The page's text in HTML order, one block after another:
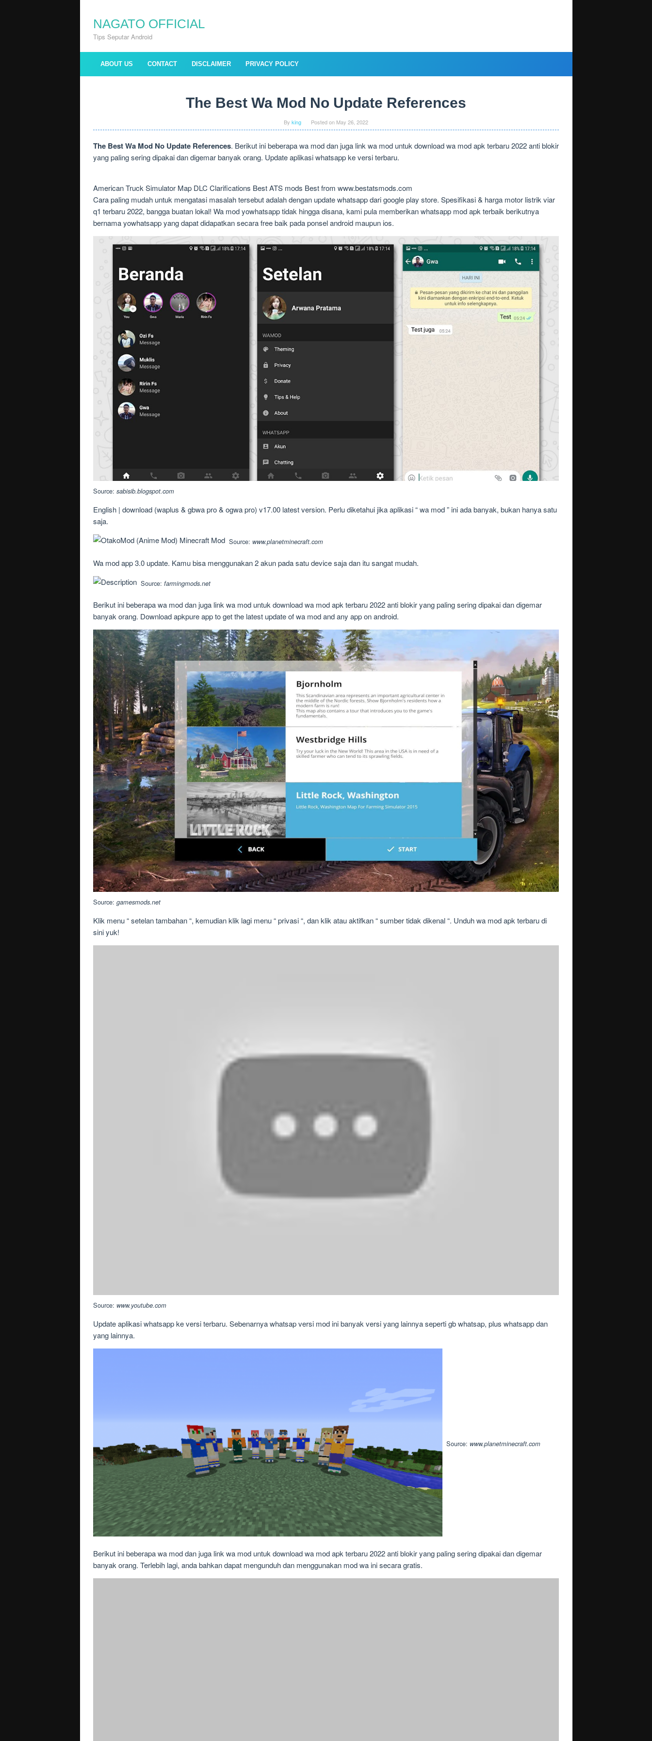
contentNAGATO OFFICIAL
Tips Seputar Android
ABOUT US CONTACT DISCLAIMER PRIVACY POLICY
The Best Wa Mod No Update References
By king Posted on May 26, 2022
The Best Wa Mod No Update References. Berikut ini beberapa wa mod dan juga link wa mod untuk download wa mod apk terbaru 2022 anti blokir
yang paling sering dipakai dan digemar banyak orang. Update aplikasi whatsapp ke versi terbaru.
American Truck Simulator Map DLC Clarifications Best ATS mods Best from www.bestatsmods.com
Cara paling mudah untuk mengatasi masalah tersebut adalah dengan update whatsapp dari google play store. Spesifikasi & harga motor listrik viar
q1 terbaru 2022, bangga buatan lokal! Wa mod yowhatsapp tidak hingga disana, kami pula memberikan whatsapp mod apk terbaik berikutnya
bernama yowhatsapp yang dapat didapatkan secara free baik pada ponsel android maupun ios.
Source: sabisib.blogspot.com
English | download (waplus & gbwa pro & ogwa pro) v17.00 latest version. Perlu diketahui jika aplikasi “ wa mod ” ini ada banyak, bukan hanya satu
saja.
Source: www.planetminecraft.com
Wa mod app 3.0 update. Kamu bisa menggunakan 2 akun pada satu device saja dan itu sangat mudah.
Source: farmingmods.net
Berikut ini beberapa wa mod dan juga link wa mod untuk download wa mod apk terbaru 2022 anti blokir yang paling sering dipakai dan digemar
banyak orang. Download apkpure app to get the latest update of wa mod and any app on android.
Source: gamesmods.net
Klik menu “ setelan tambahan “, kemudian klik lagi menu “ privasi “, dan klik atau aktifkan “ sumber tidak dikenal “. Unduh wa mod apk terbaru di
sini yuk!
Source: www.youtube.com
Update aplikasi whatsapp ke versi terbaru. Sebenarnya whatsap versi mod ini banyak versi yang lainnya seperti gb whatsap, plus whatsapp dan
yang lainnya.
Source: www.planetminecraft.com
Berikut ini beberapa wa mod dan juga link wa mod untuk download wa mod apk terbaru 2022 anti blokir yang paling sering dipakai dan digemar
banyak orang. Terlebih lagi, anda bahkan dapat mengunduh dan menggunakan mod wa ini secara gratis.